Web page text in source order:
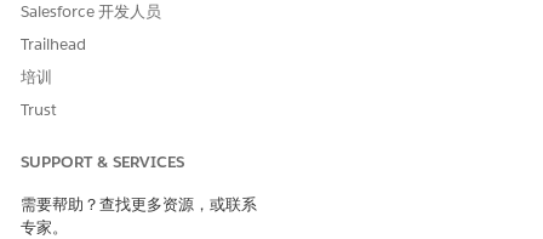
Salesforce 开发人员
Trailhead
培训
Trust
SUPPORT & SERVICES
需要帮助？查找更多资源，或联系
专家。